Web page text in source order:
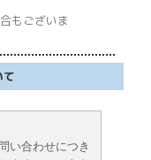
もございま
て
い合わせにつき